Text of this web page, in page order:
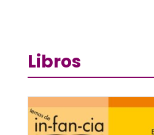
Libros